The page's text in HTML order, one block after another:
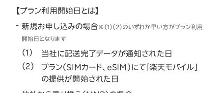
【プラン利用開始日とは】
新規お申し込みの場合 ※（1）（2）のいずれか早い方がプラン利用
開始日となります
当社に配送完了データが通知された日
プラン（SIMカード、eSIM）にて「楽天モバイル」
の提供が開始された日